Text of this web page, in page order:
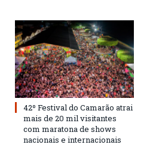
42º Festival do Camarão atrai
mais de 20 mil visitantes
com maratona de shows
nacionais e internacionais